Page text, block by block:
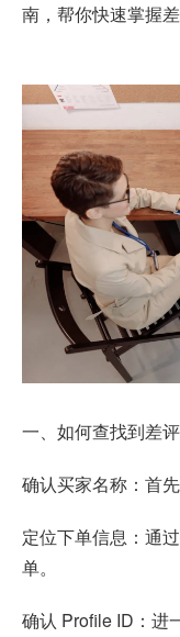
南，帮你快速掌握
一、如何查找到差
确认买家名称：首
定位下单信息：通
单。
确认 Profile ID：进